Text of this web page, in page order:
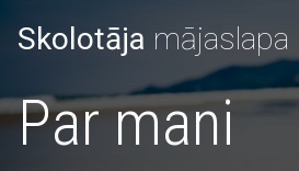
Skolotāja mājaslapa
Par mani